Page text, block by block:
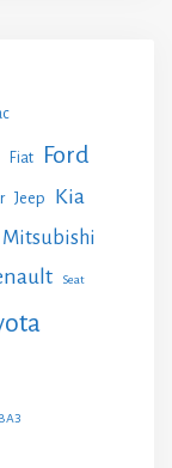
Fiat Ford
Jeep Kia
Mitsubishi
Seat
ВАЗ